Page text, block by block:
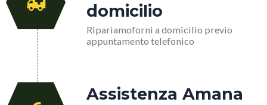
domicilio
Ripariamoforni a domicilio previo
appuntamento telefonico
Assistenza Amana